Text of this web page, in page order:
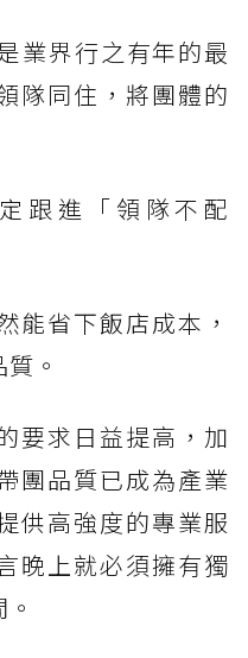
業界行之有年的最
隊同住，將團體的
跟進「領隊不配
能省下飯店成本，
。
要求日益提高，加
團品質已成為產業
供高強度的專業服
晚上就必須擁有獨